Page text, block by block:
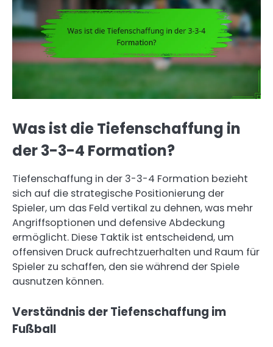
Was ist die Tiefenschaffung in
der 3-3-4 Formation?
Tiefenschaffung in der 3-3-4 Formation bezieht
sich auf die strategische Positionierung der
Spieler, um das Feld vertikal zu dehnen, was mehr
Angriffsoptionen und defensive Abdeckung
ermöglicht. Diese Taktik ist entscheidend, um
offensiven Druck aufrechtzuerhalten und Raum für
Spieler zu schaffen, den sie während der Spiele
ausnutzen können.
Verständnis der Tiefenschaffung im
Fußball